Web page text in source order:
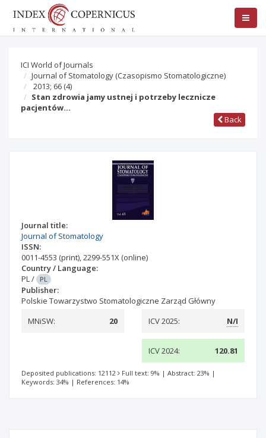
ICI World of Journals
Journal of Stomatology (Czasopismo Stomatologiczne)
2013; 66 (4)
Stan zdrowia jamy ustnej i potrzeby lecznicze
pacjentów…
Back
Journal title:
Journal of Stomatology
ISSN:
0011-4553 (print),2299-551X (online)
Country / Language:
PL/ PL
Publisher:
Polskie Towarzystwo Stomatologiczne Zarząd Główny
MNiSW:
20 ICV 2025: N/I
ICV 2024: 120.81
Deposited publications: 12112 Full text: 9% | Abstract: 23% |
Keywords: 34% | References: 14%